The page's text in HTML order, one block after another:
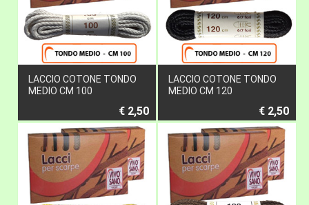
LACCIO COTONE TONDO
MEDIO CM 100
€ 2,50
LACCIO COTONE TONDO
MEDIO CM 120
€ 2,50